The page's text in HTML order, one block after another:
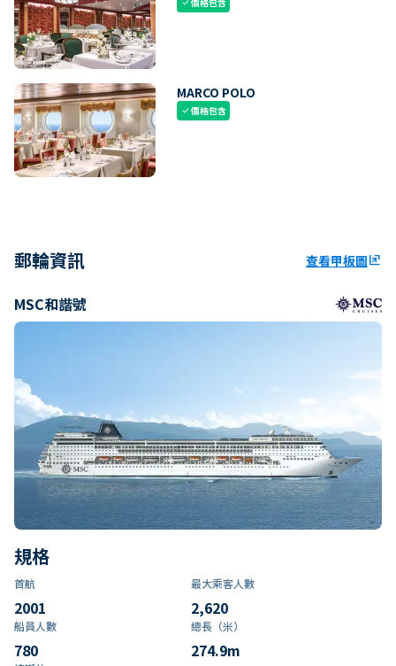
check
MARCO POLO
check價格包含
郵輪資訊 查看甲板圖ungroup
MSC和諧號
規格
首航
2001
最大乘客人數
2,620
船員人數
780
總長（米）
274.9m